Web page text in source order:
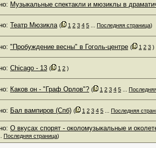
Музыкальные спектакли и мюзиклы в
Театр Мюзикла‎ ( 1 2 3 4 5 Последняя страница)
"Пробуждение весны" в Гоголь-центре ( 1 2 3 )
Chicago - 13 ( 1 2 )
Каков он - "Граф Орлов"? ( 1 2 3 4 5
Бал вампиров (Спб) ( 1 2 3 4 5 Последняя
О вкусах спорят - околомузыкальные и
Последняя страница)